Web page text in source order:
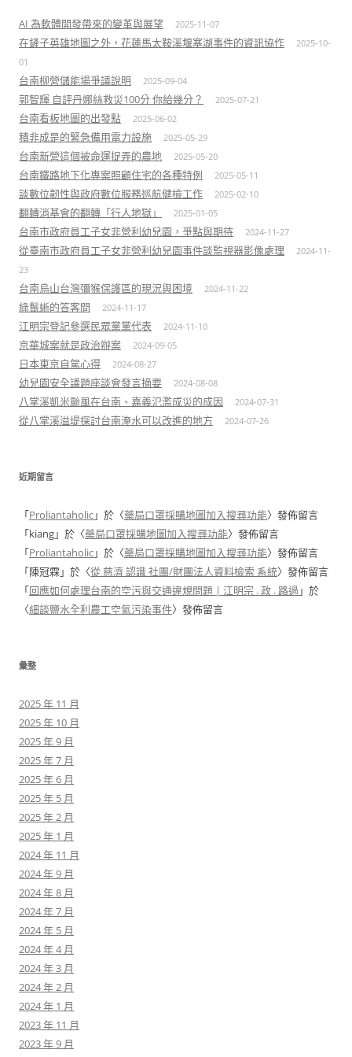
AI 為軟體開發帶來的變革與展望 2025-11-07
在鏟子英雄地圖之外，花蓮馬太鞍溪堰塞湖事件的資訊協作
2025-10-
01
台南柳營儲能場爭議說明 2025-09-04
郭智輝 自評丹娜絲救災100分 你給幾分？ 2025-07-21
台南看板地圖的出發點 2025-06-02
積非成是的緊急備用電力設施 2025-05-29
台南新營這個被命運捉弄的農地 2025-05-20
台南鐵路地下化專案照顧住宅的各種特例 2025-05-11
談數位韌性與政府數位服務巡航健檢工作 2025-02-10
翻轉消基會的翻轉「行人地獄」 2025-01-05
台南市政府員工子女非營利幼兒園，爭點與期待 2024-11-27
從臺南市政府員工子女非營利幼兒園事件談監視器影像處理
2024-11-
23
台南烏山台灣彌猴保護區的現況與困境 2024-11-22
綠鬣蜥的答客問 2024-11-17
江明宗登記參選民眾黨黨代表 2024-11-10
京華城案就是政治辦案 2024-09-05
日本東京自駕心得 2024-08-27
幼兒園安全議題座談會發言摘要 2024-08-08
八掌溪凱米颱風在台南、嘉義氾濫成災的成因 2024-07-31
從八掌溪溢堤探討台南淹水可以改進的地方 2024-07-26
近期留言
「Proliantaholic」於〈藥局口罩採購地圖加入搜尋功能〉發佈留言
「kiang」於〈藥局口罩採購地圖加入搜尋功能〉發佈留言
「Proliantaholic」於〈藥局口罩採購地圖加入搜尋功能〉發佈留言
「陳冠霖」於〈從 慈濟 認識 社團/財團法人資料檢索 系統〉發佈留言
「回應如何處理台南的空污與交通違規問題 | 江明宗 . 政 . 路過 」於
〈細談鹽水全利農工空氣污染事件〉發佈留言
彙整
2025 年 11 月
2025 年 10 月
2025 年 9 月
2025 年 7 月
2025 年 6 月
2025 年 5 月
2025 年 2 月
2025 年 1 月
2024 年 11 月
2024 年 9 月
2024 年 8 月
2024 年 7 月
2024 年 5 月
2024 年 4 月
2024 年 3 月
2024 年 2 月
2024 年 1 月
2023 年 11 月
2023 年 9 月